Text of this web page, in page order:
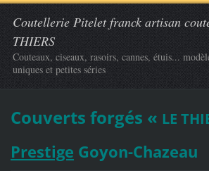
Coutellerie Pitelet franck artisan
THIERS
Couteaux, ciseaux, rasoirs, cannes, étuis...
uniques et petites séries
Couverts forgés « LE
Prestige Goyon-Chazeau